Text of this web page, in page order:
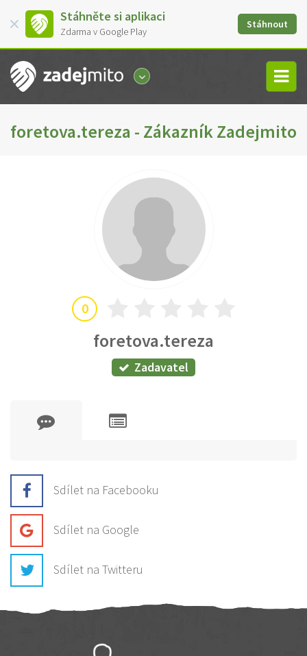
Stáhněte si aplikaci
Zdarma v Google Play
Stáhnout
foretova.tereza - Zákazník Zadejmito
0
foretova.tereza
Zadavatel
Sdílet na Facebooku
Sdílet na Google
Sdílet na Twitteru